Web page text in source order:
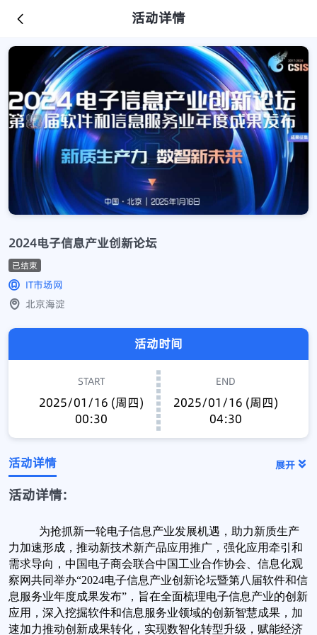
活动详情
2024电子信息产业创新论坛
已结束
IT市场网
北京海淀
活动时间
START
2025/01/16 (周四)
00:30
END
2025/01/16 (周四)
04:30
活动详情 展开
活动详情:
为抢抓新一轮电子信息产业发展机遇，助力新质生产
力加速形成，推动新技术新产品应用推广，强化应用牵引和
需求导向，中国电子商会联合中国工业合作协会、信息化观
察网共同举办“2024电子信息产业创新论坛暨第八届软件和信
息服务业年度成果发布”，旨在全面梳理电子信息产业的创新
应用，深入挖掘软件和信息服务业领域的创新智慧成果，加
速加力推动创新成果转化，实现数智化转型升级，赋能经济